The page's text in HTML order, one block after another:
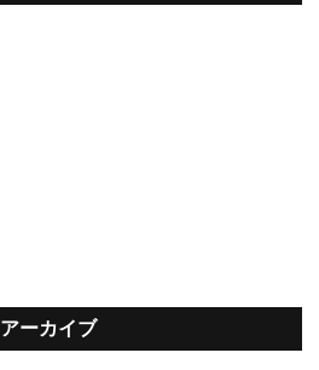
アーカイブ